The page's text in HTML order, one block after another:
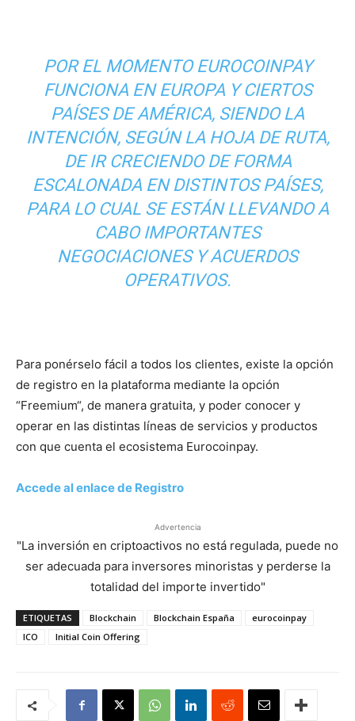
POR EL MOMENTO EUROCOINPAY
FUNCIONA EN EUROPA Y CIERTOS
PAÍSES DE AMÉRICA, SIENDO LA
INTENCIÓN, SEGÚN LA HOJA DE RUTA,
DE IR CRECIENDO DE FORMA
ESCALONADA EN DISTINTOS PAÍSES,
PARA LO CUAL SE ESTÁN LLEVANDO A
CABO IMPORTANTES
NEGOCIACIONES Y ACUERDOS
OPERATIVOS.
Para ponérselo fácil a todos los clientes, existe la opción
de registro en la plataforma mediante la opción
“Freemium“, de manera gratuita, y poder conocer y
operar en las distintas líneas de servicios y productos
con que cuenta el ecosistema Eurocoinpay.
Accede al enlace de Registro
Advertencia
"La inversión en criptoactivos no está regulada, puede no
ser adecuada para inversores minoristas y perderse la
totalidad del importe invertido"
ETIQUETAS Blockchain Blockchain España
eurocoinpay
ICO
Initial Coin Offering